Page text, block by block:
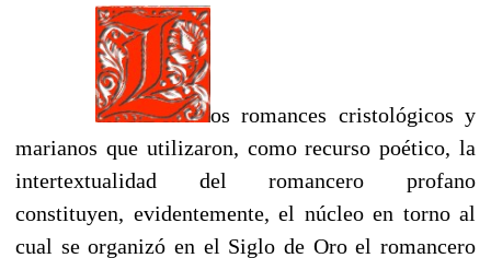
os romances cristológicos y
marianos que utilizaron, como recurso poético, la
intertextualidad del romancero profano
constituyen, evidentemente, el núcleo en torno al
cual se organizó en el Siglo de Oro el romancero